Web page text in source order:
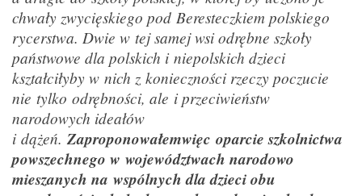
chwały zwycięskiego pod Beresteczkiem polskiego
rycerstwa. Dwie w tej samej wsi odrębne szkoły
państwowe dla polskich i niepolskich dzieci
kształciłyby w nich z konieczności rzeczy poczucie
nie tylko odrębności, ale i przeciwieństw
narodowych ideałów
i dążeń. Zaproponowałemwięc oparcie szkolnictwa
powszechnego w województwach narodowo
mieszanych na wspólnych dla dzieci obu